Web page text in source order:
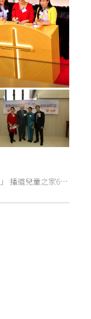
「想家」 播道兒童之家60周年專訪